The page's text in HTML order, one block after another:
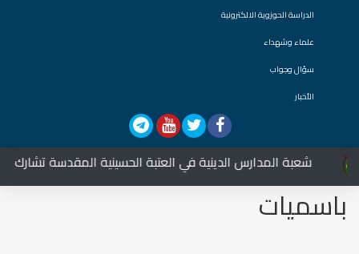
الدراسة الحوزوية الالكترونية
علماء وشهداء
سؤال وجواب
الأخبار
شعبة المدارس الدينية في العتبة الحسينية المقدسة تشارك في
باسميات